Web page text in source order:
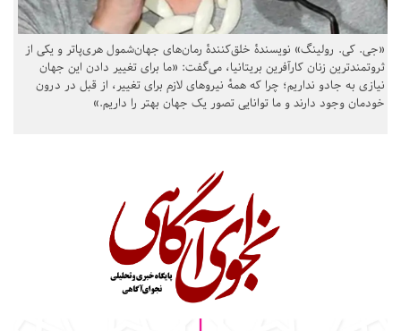
«جی. کی. رولینگ» نویسندهٔ خلق‌کنندهٔ رمان‌های جهان‌شمول هری‌پاتر و یکی از
ثروتمندترین زنان کارآفرین بریتانیا، می‌گفت: «ما برای تغییر دادن این جهان
نیازی به جادو نداریم؛ چرا که همهٔ نیروهای لازم برای تغییر، از قبل در درون
خودمان وجود دارند و ما توانایی تصور یک جهان بهتر را داریم.»